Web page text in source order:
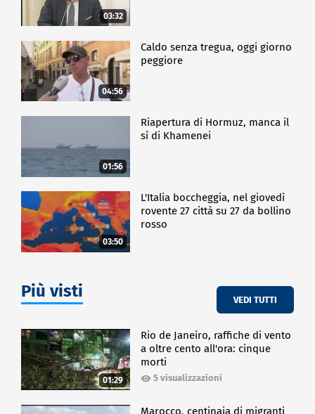
03:32
04:56
Caldo senza tregua, oggi giorno
peggiore
01:56
Riapertura di Hormuz, manca il
sì di Khamenei
03:50
L'Italia boccheggia, nel giovedì
rovente 27 città su 27 da bollino
rosso
Più visti VEDI TUTTI
01:29
Rio de Janeiro, raffiche di vento
a oltre cento all'ora: cinque
morti
5 visualizzazioni
Marocco, centinaia di migranti